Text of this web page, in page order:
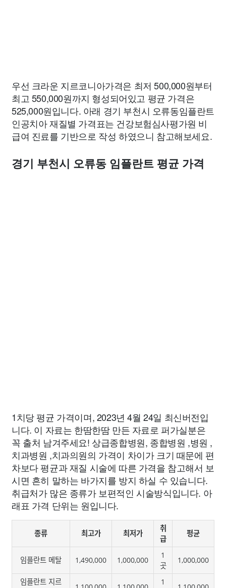
우선 크라운 지르코니아가격은 최저 500,000원부터
최고 550,000원까지 형성되어있고 평균 가격은
525,000원입니다. 아래 경기 부천시 오류동임플란트
인공치아 재질별 가격표는 건강보험심사평가원 비
급여 진료를 기반으로 작성 하였으니 참고해보세요.
경기 부천시 오류동 임플란트 평균 가격
1치당 평균 가격이며, 2023년 4월 24일 최신버전입
니다. 이 자료는 한땀한땀 만든 자료로 퍼가실분은
꼭 출처 남겨주세요! 상급종합병원, 종합병원 ,병원 ,
치과병원 ,치과의원의 가격이 차이가 크기 때문에 편
차보다 평균과 재질 시술에 따른 가격을 참고해서 보
시면 흔히 말하는 바가지를 방지 하실 수 있습니다.
취급처가 많은 종류가 보편적인 시술방식입니다. 아
래표 가격 단위는 원입니다.
종류 최고가 최저가
취
급
평균
임플란트 메탈 1,490,000 1,000,000
1
곳
1,000,000
임플란트 지르
1